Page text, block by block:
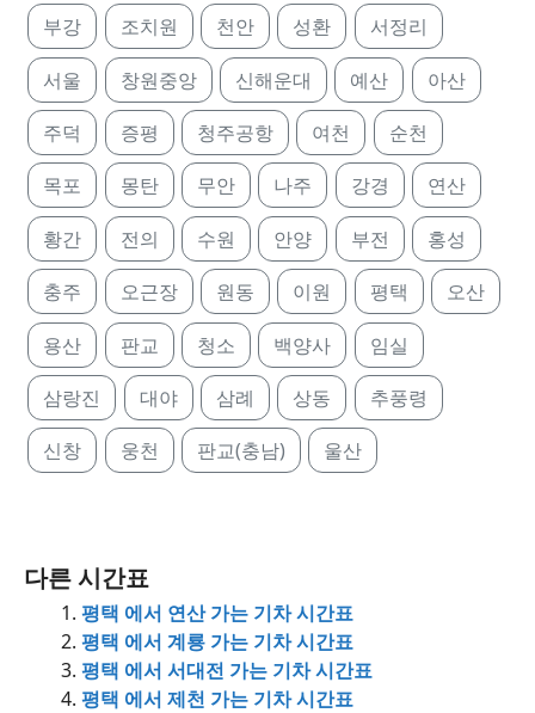
부강 조치원 천안 성환 서정리
서울 창원중앙 신해운대 예산 아산
주덕 증평 청주공항 여천 순천
목포 몽탄 무안 나주 강경 연산
황간 전의 수원 안양 부전 홍성
충주 오근장 원동 이원 평택 오산
용산 판교 청소 백양사 임실
삼랑진 대야 삼례 상동 추풍령
신창 웅천 판교(충남) 울산
다른 시간표
평택 에서 연산 가는 기차 시간표
평택 에서 계룡 가는 기차 시간표
평택 에서 서대전 가는 기차 시간표
평택 에서 제천 가는 기차 시간표